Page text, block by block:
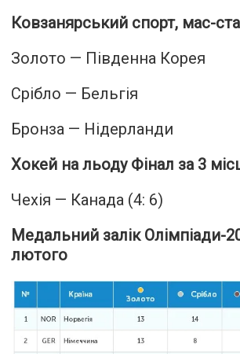
Ковзанярський спорт, мас-
Золото — Південна Корея
Срібло — Бельгія
Бронза — Нідерланди
Хокей на льоду Фінал за 3
Чехія — Канада (4: 6)
Медальний залік Олімпіади-
лютого